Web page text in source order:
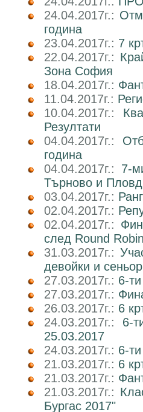
24.04.2017г.:
година
23.04.2017г.: 7
22.04.2017г.:
Зона София
18.04.2017г.:
11.04.2017г.:
10.04.2017г.:
Резултати
04.04.2017г.:
година
04.04.2017г.: 7-
Търново и
03.04.2017г.:
02.04.2017г.:
02.04.2017г.:
след Round
31.03.2017г.:
девойки и
27.03.2017г.: 6-
27.03.2017г.:
26.03.2017г.: 6
24.03.2017г.: 6-
25.03.2017
24.03.2017г.: 6-
21.03.2017г.: 6
21.03.2017г.:
21.03.2017г.:
Бургас 2017"